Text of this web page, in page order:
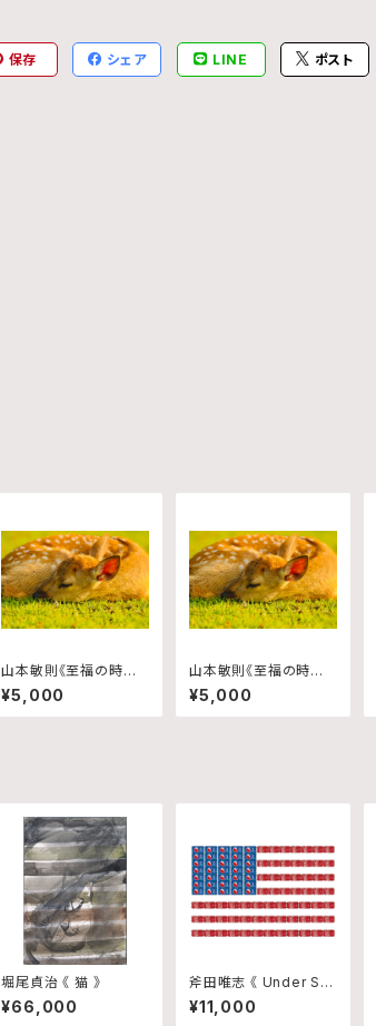
保存 シェア LINE ポスト
山本敏則《至福の時間》
1/2
¥5,000
山本敏則《至福の時間》
2/2
¥5,000
堀尾貞治 《 猫 》
¥66,000
斧田唯志 《 Under Sa
me America 》
¥11,000